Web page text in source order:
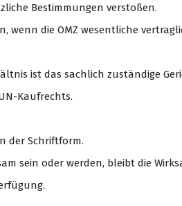
Bestimmungen verstoßen.
wenn die OMZ wesentliche
ist das sachlich zuständige
Kaufrechts.
der Schriftform.
sein oder werden, bleibt die